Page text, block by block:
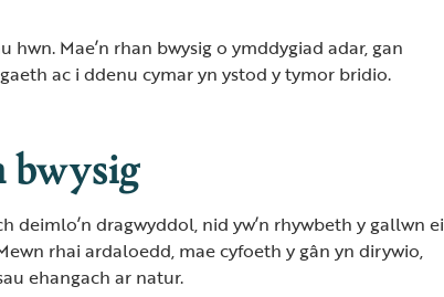
hwn. Mae’n rhan bwysig o ymddygiad adar, gan
ac i ddenu cymar yn ystod y tymor bridio.
bwysig
deimlo’n dragwyddol, nid yw’n rhywbeth y gallwn ei
rhai ardaloedd, mae cyfoeth y gân yn dirywio,
ehangach ar natur.